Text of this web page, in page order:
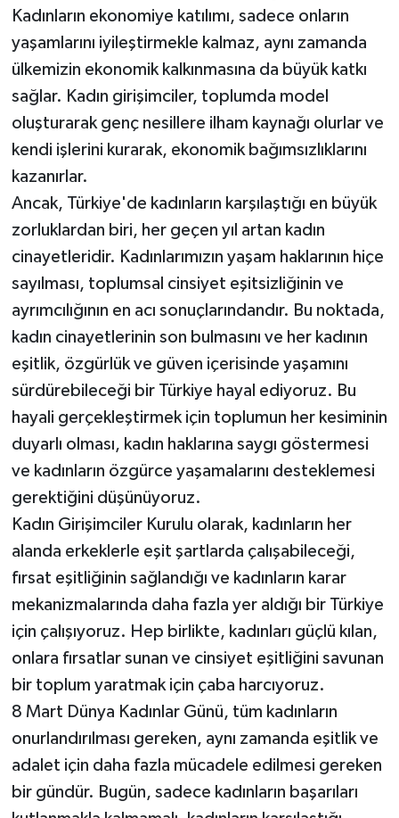
Kadınların ekonomiye katılımı, sadece onların
yaşamlarını iyileştirmekle kalmaz, aynı zamanda
ülkemizin ekonomik kalkınmasına da büyük katkı
sağlar. Kadın girişimciler, toplumda model
oluşturarak genç nesillere ilham kaynağı olurlar ve
kendi işlerini kurarak, ekonomik bağımsızlıklarını
kazanırlar.
Ancak, Türkiye'de kadınların karşılaştığı en büyük
zorluklardan biri, her geçen yıl artan kadın
cinayetleridir. Kadınlarımızın yaşam haklarının hiçe
sayılması, toplumsal cinsiyet eşitsizliğinin ve
ayrımcılığının en acı sonuçlarındandır. Bu noktada,
kadın cinayetlerinin son bulmasını ve her kadının
eşitlik, özgürlük ve güven içerisinde yaşamını
sürdürebileceği bir Türkiye hayal ediyoruz. Bu
hayali gerçekleştirmek için toplumun her kesiminin
duyarlı olması, kadın haklarına saygı göstermesi
ve kadınların özgürce yaşamalarını desteklemesi
gerektiğini düşünüyoruz.
Kadın Girişimciler Kurulu olarak, kadınların her
alanda erkeklerle eşit şartlarda çalışabileceği,
fırsat eşitliğinin sağlandığı ve kadınların karar
mekanizmalarında daha fazla yer aldığı bir Türkiye
için çalışıyoruz. Hep birlikte, kadınları güçlü kılan,
onlara fırsatlar sunan ve cinsiyet eşitliğini savunan
bir toplum yaratmak için çaba harcıyoruz.
8 Mart Dünya Kadınlar Günü, tüm kadınların
onurlandırılması gereken, aynı zamanda eşitlik ve
adalet için daha fazla mücadele edilmesi gereken
bir gündür. Bugün, sadece kadınların başarıları